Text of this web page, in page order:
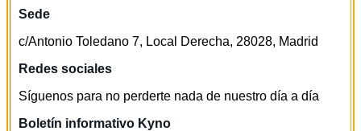
Sede
c/Antonio Toledano 7, Local Derecha, 28028, Madrid
Redes sociales
Síguenos para no perderte nada de nuestro día a día
Boletín informativo Kyno